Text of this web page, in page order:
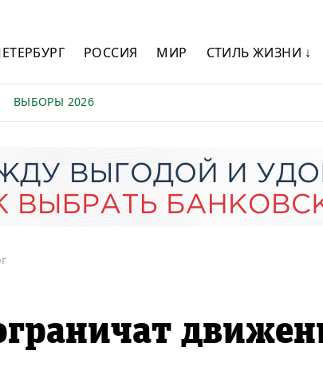
РОССИЯ МИР СТИЛЬ ЖИЗНИ ↓
ВЫБОРЫ 2026